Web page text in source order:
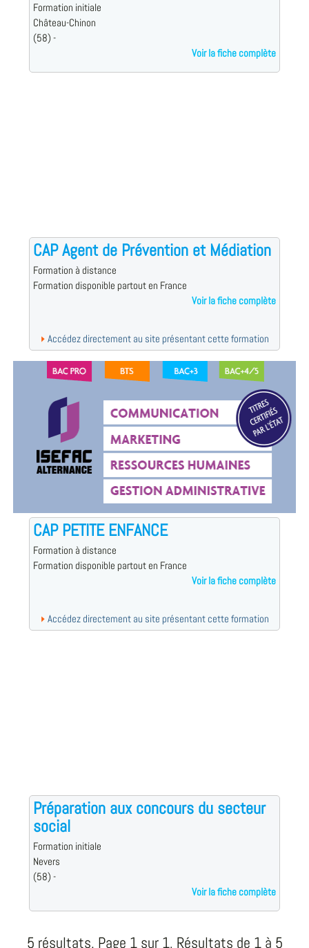
Formation initiale
Château-Chinon
(58) -
Voir la fiche complète
CAP Agent de Prévention et Médiation
Formation à distance
Formation disponible partout en France
Voir la fiche complète
Accédez directement au site présentant cette formation
CAP PETITE ENFANCE
Formation à distance
Formation disponible partout en France
Voir la fiche complète
Accédez directement au site présentant cette formation
Préparation aux concours du secteur
social
Formation initiale
Nevers
(58) -
Voir la fiche complète
5 résultats. Page 1 sur 1, Résultats de 1 à 5